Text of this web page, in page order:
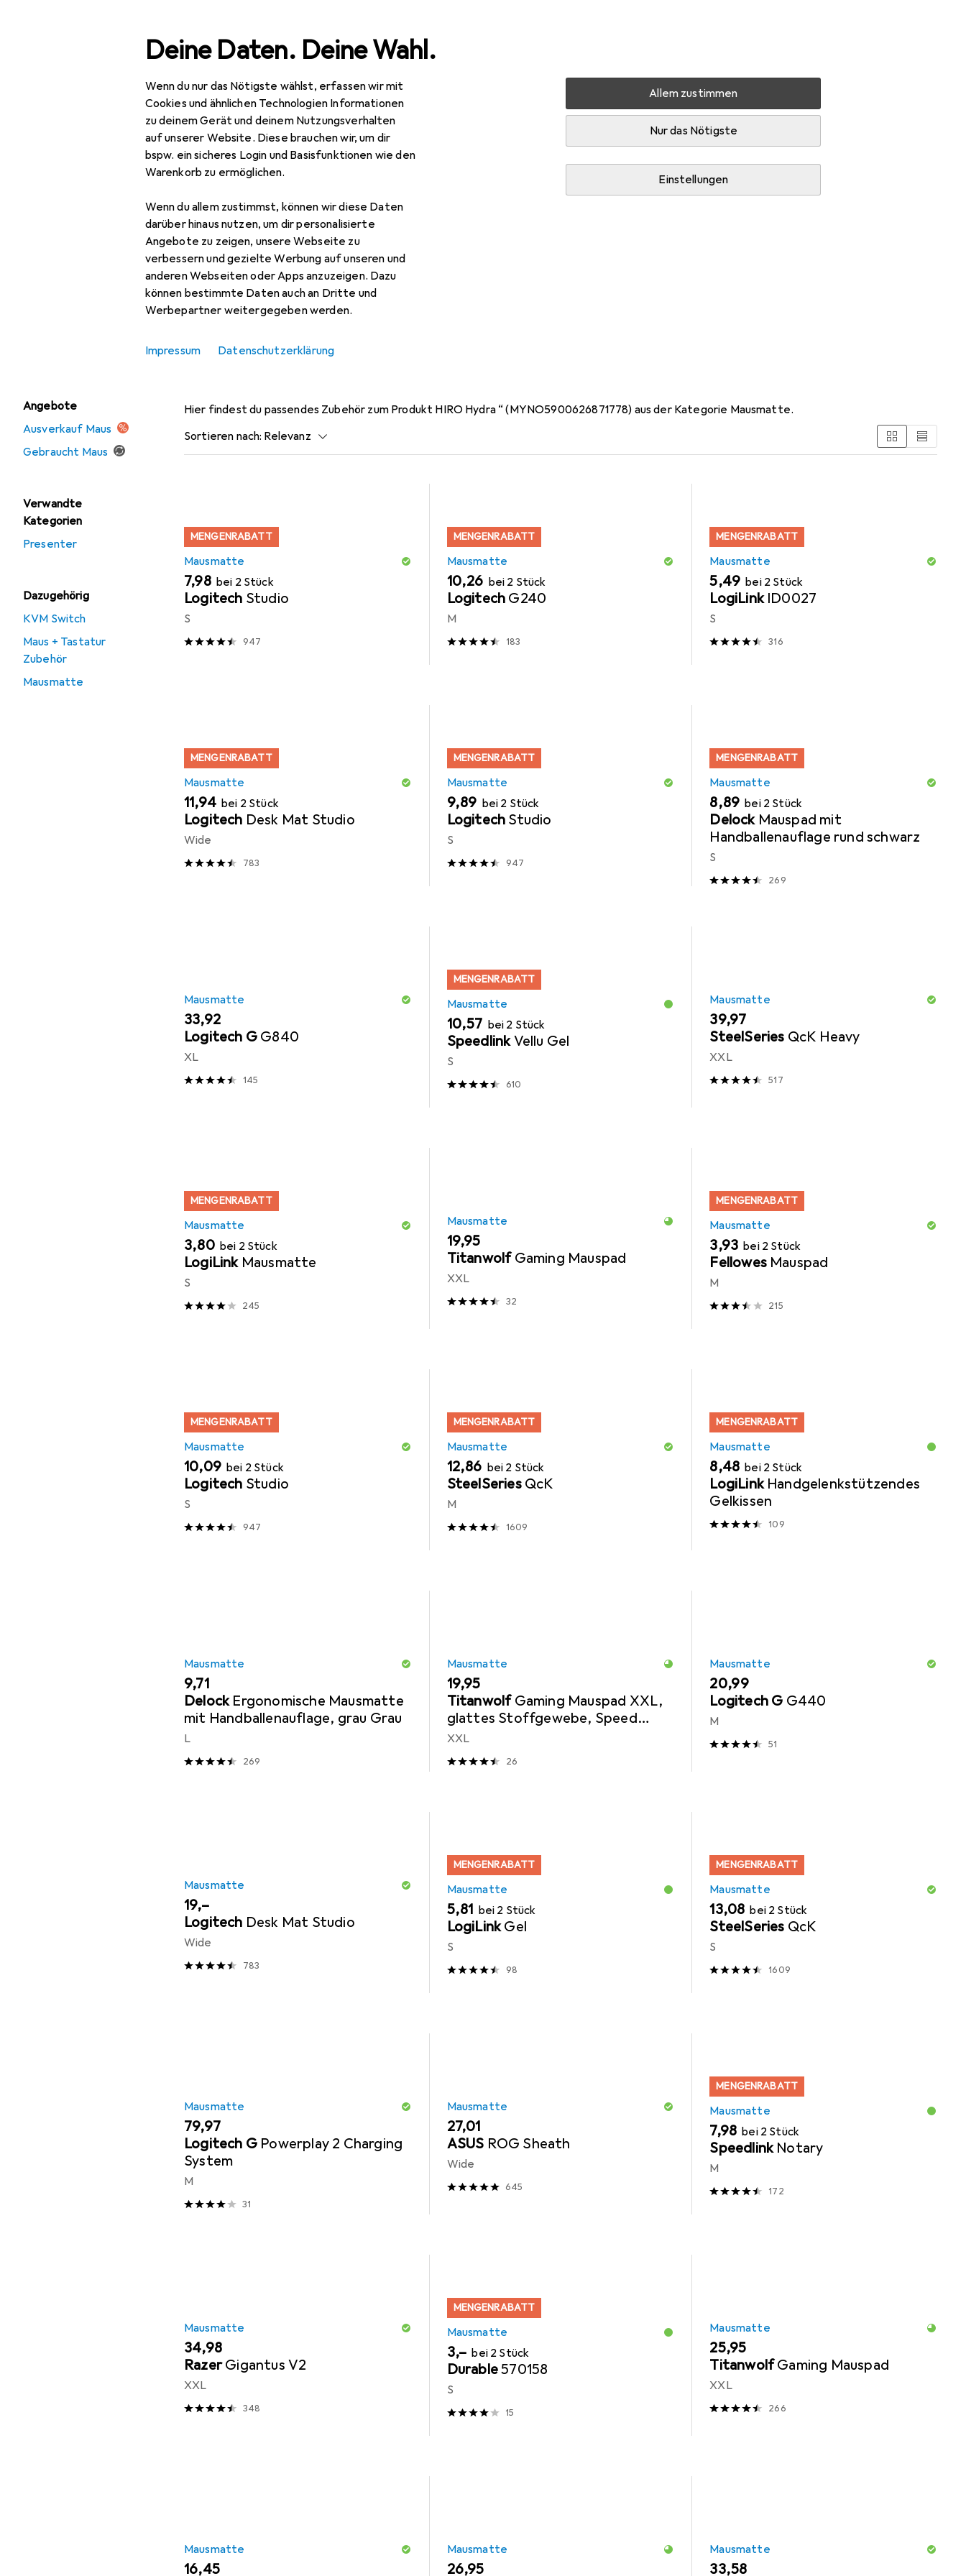
Deine Daten. Deine Wahl.
Wenn du nur das Nötigste wählst, erfassen wir mit
Cookies und ähnlichen Technologien Informationen
zu deinem Gerät und deinem Nutzungsverhalten
auf unserer Website. Diese brauchen wir, um dir
bspw. ein sicheres Login und Basisfunktionen wie den
Warenkorb zu ermöglichen.
Wenn du allem zustimmst, können wir diese Daten
darüber hinaus nutzen, um dir personalisierte
Angebote zu zeigen, unsere Webseite zu
verbessern und gezielte Werbung auf unseren und
anderen Webseiten oder Apps anzuzeigen. Dazu
können bestimmte Daten auch an Dritte und
Werbepartner weitergegeben werden.
Allem zustimmen
Nur das Nötigste
Einstellungen
Impressum Datenschutzerklärung
Navigation nach Kategorien
Angebote
Ausverkauf Maus
Gebraucht Maus
Verwandte
Kategorien
Presenter
Dazugehörig
KVM Switch
Maus + Tastatur
Zubehör
Mausmatte
Gesamtsortiment IT + Multimedia Peripherie HIRO Hydra “ (MYNO5900626871778)
EUR
45,90
HIROHydra “ (MYNO5900626871778)
Kabelgebunden
Hier findest du passendes Zubehör zum Produkt HIRO Hydra “ (MYNO5900626871778) aus der Kategorie Mausmatte.
Sortieren nach: Relevanz
MENGENRABATT
Mausmatte
EUR
7,98 bei 2 Stück
Logitech Studio
S
947
MENGENRABATT
Mausmatte
EUR
10,26 bei 2 Stück
Logitech G240
M
183
MENGENRABATT
Mausmatte
EUR
5,49 bei 2 Stück
LogiLink ID0027
S
316
MENGENRABATT
Mausmatte
EUR
11,94 bei 2 Stück
Logitech Desk Mat Studio
Wide
783
MENGENRABATT
Mausmatte
EUR
9,89 bei 2 Stück
Logitech Studio
S
947
MENGENRABATT
Mausmatte
EUR
8,89 bei 2 Stück
Delock Mauspad mit
Handballenauflage rund schwarz
S
269
Mausmatte
EUR
33,92
Logitech G G840
XL
145
MENGENRABATT
Mausmatte
EUR
10,57 bei 2 Stück
SpeedlinkVellu Gel
S
610
Mausmatte
EUR
39,97
SteelSeries QcK Heavy
XXL
517
MENGENRABATT
Mausmatte
EUR
3,80 bei 2 Stück
LogiLink Mausmatte
S
245
Mausmatte
EUR
19,95
Titanwolf Gaming Mauspad
XXL
32
MENGENRABATT
Mausmatte
EUR
3,93 bei 2 Stück
Fellowes Mauspad
M
215
MENGENRABATT
Mausmatte
EUR
10,09 bei 2 Stück
Logitech Studio
S
947
MENGENRABATT
Mausmatte
EUR
12,86 bei 2 Stück
SteelSeries QcK
M
1609
MENGENRABATT
Mausmatte
EUR
8,48 bei 2 Stück
LogiLink Handgelenkstützendes
Gelkissen
109
Mausmatte
EUR
9,71
Delock Ergonomische Mausmatte
mit Handballenauflage, grau Grau
L
269
Mausmatte
EUR
19,95
Titanwolf Gaming Mauspad XXL,
glattes Stoffgewebe, Speed
Mausmatte 900 x 400 mm grosse
Fläche, Topography
XXL
26
Mausmatte
EUR
20,99
Logitech G G440
M
51
Mausmatte
EUR
19,–
Logitech Desk Mat Studio
Wide
783
MENGENRABATT
Mausmatte
EUR
5,81 bei 2 Stück
LogiLinkGel
S
98
MENGENRABATT
Mausmatte
EUR
13,08 bei 2 Stück
SteelSeries QcK
S
1609
Mausmatte
EUR
79,97
Logitech G Powerplay 2 Charging
System
M
31
Mausmatte
EUR
27,01
ASUS ROG Sheath
Wide
645
MENGENRABATT
Mausmatte
EUR
7,98 bei 2 Stück
Speedlink Notary
M
172
Mausmatte
EUR
34,98
Razer Gigantus V2
XXL
348
MENGENRABATT
Mausmatte
EUR
3,– bei 2 Stück
Durable570158
S
15
Mausmatte
EUR
25,95
TitanwolfGaming Mauspad
XXL
266
Mausmatte
EUR
16,45
Mausmatte
EUR
26,95
Mausmatte
EUR
33,58